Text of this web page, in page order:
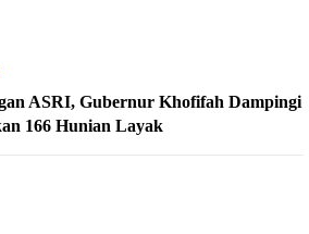
ASRI, Gubernur Khofifah Dampingi
166 Hunian Layak